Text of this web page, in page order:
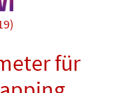
für